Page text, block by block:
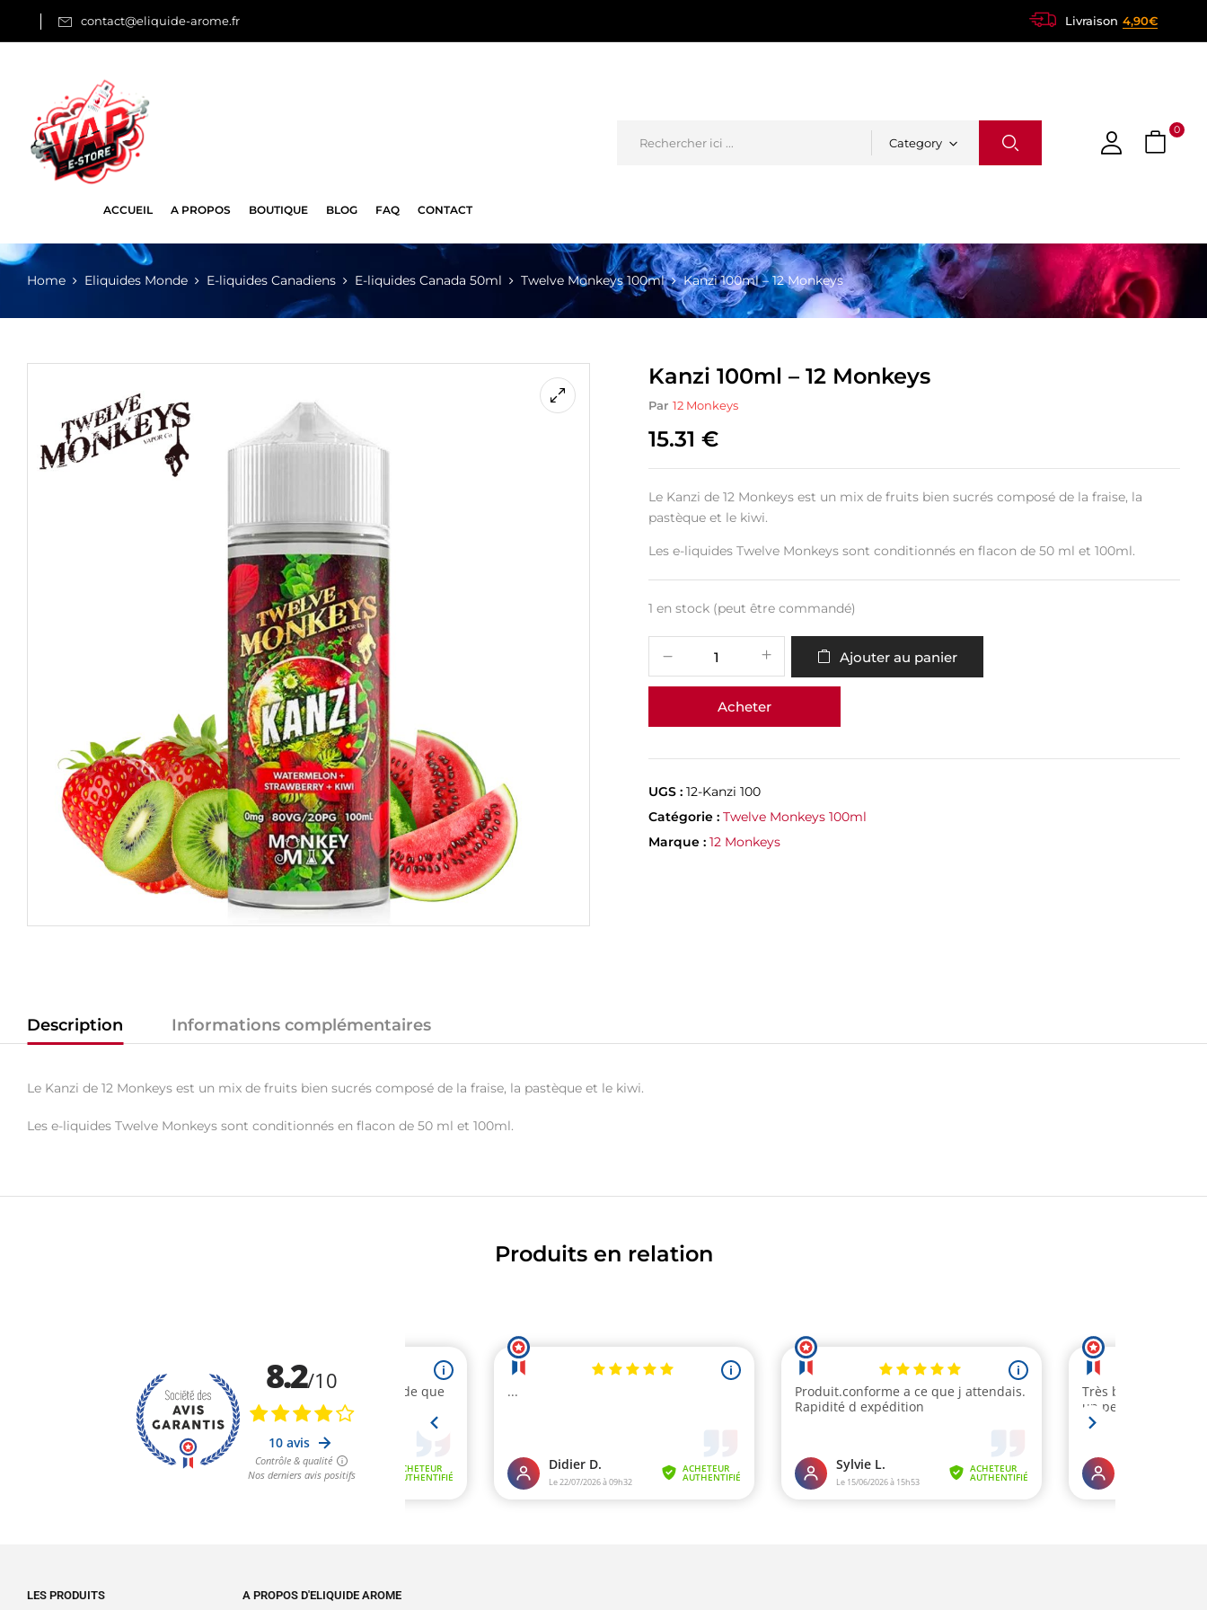
contact@eliquide-arome.fr Livraison 4,90€
ACCUEIL A PROPOS BOUTIQUE BLOG FAQ CONTACT
Category
0
Home Eliquides Monde E-liquides Canadiens E-liquides Canada 50ml Twelve Monkeys 100ml Kanzi 100ml – 12 Monkeys
Kanzi 100ml – 12 Monkeys
Par 12 Monkeys
15.31 €
Le Kanzi de 12 Monkeys est un mix de fruits bien sucrés composé de la fraise, la
pastèque et le kiwi.
Les e-liquides Twelve Monkeys sont conditionnés en flacon de 50 ml et 100ml.
1 en stock (peut être commandé)
Ajouter au panier
Acheter
UGS : 12-Kanzi 100
Catégorie : Twelve Monkeys 100ml
Marque : 12 Monkeys
Description Informations complémentaires
Le Kanzi de 12 Monkeys est un mix de fruits bien sucrés composé de la fraise, la pastèque et le kiwi.
Les e-liquides Twelve Monkeys sont conditionnés en flacon de 50 ml et 100ml.
Produits en relation
LES PRODUITS A PROPOS D'ELIQUIDE AROME